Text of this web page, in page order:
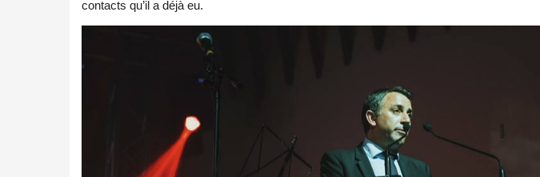
contacts qu’il a déjà eu.